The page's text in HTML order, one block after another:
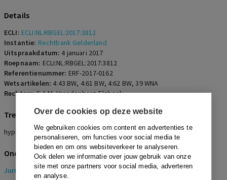
Over de cookies op deze website
We gebruiken cookies om content en advertenties te
personaliseren, om functies voor social media te
bieden en om ons websiteverkeer te analyseren.
Ook delen we informatie over jouw gebruik van onze
site met onze partners voor social media, adverteren
en analyse.
Details
ECLI: ECLI:NL:RBGEL:2017:3812
Instantie: Rechtbank Gelderland
Uitspraakdatum: 4 januari 2017
Roepnaam: ECLI:NL:RBGEL:2017:3812
Referentienummer: ERF-2017-0162
Wetsartikelen: 4:43 BW, 4:61 BW, 4:62 BW,39 WNA
Rechters:S.A.M. Vrendenbarg-Elsbeek
Trefwoorden
hypotheek, onterving, vernietiging, testament, bedrog, getuigen
Onderwerpen
Juridisch> Erfrecht